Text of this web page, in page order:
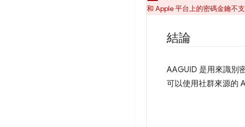
和 Apple 平台上的密碼金鑰不支
結論
AAGUID 是用來識別
可以使用社群來源的